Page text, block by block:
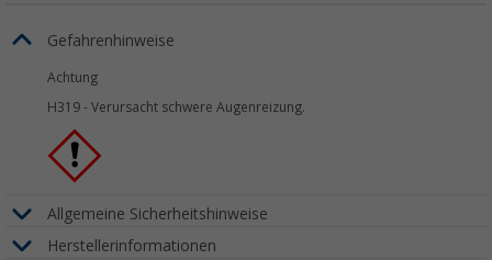
Gefahrenhinweise
Achtung
H319 - Verursacht schwere Augenreizung.
Allgemeine Sicherheitshinweise
Herstellerinformationen